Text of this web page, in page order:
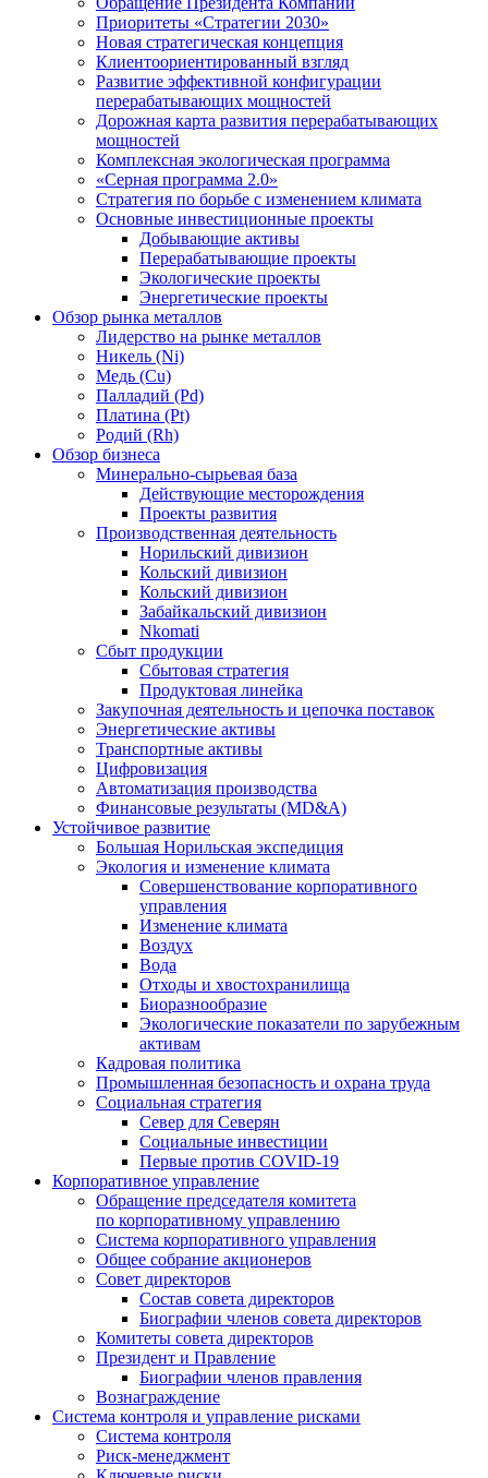
Приоритеты «Стратегии 2030»
Новая стратегическая концепция
Клиентоориентированный взгляд
Развитие эффективной конфигурации
перерабатывающих мощностей
Дорожная карта развития перерабатывающих
мощностей
Комплексная экологическая программа
«Серная программа 2.0»
Стратегия по борьбе с изменением климата
Основные инвестиционные проекты
Добывающие активы
Перерабатывающие проекты
Экологические проекты
Энергетические проекты
Обзор рынка металлов
Лидерство на рынке металлов
Никель (Ni)
Медь (Cu)
Палладий (Pd)
Платина (Pt)
Родий (Rh)
Обзор бизнеса
Минерально-сырьевая база
Действующие месторождения
Проекты развития
Производственная деятельность
Норильский дивизион
Кольский дивизион
Кольский дивизион
Забайкальский дивизион
Nkomati
Сбыт продукции
Сбытовая стратегия
Продуктовая линейка
Закупочная деятельность и цепочка поставок
Энергетические активы
Транспортные активы
Цифровизация
Автоматизация производства
Финансовые результаты (MD&A)
Устойчивое развитие
Большая Норильская экспедиция
Экология и изменение климата
Совершенствование корпоративного
управления
Изменение климата
Воздух
Вода
Отходы и хвостохранилища
Биоразнообразие
Экологические показатели по зарубежным
активам
Кадровая политика
Промышленная безопасность и охрана труда
Социальная стратегия
Север для Северян
Социальные инвестиции
Первые против COVID‑19
Корпоративное управление
Обращение председателя комитета
по корпоративному управлению
Система корпоративного управления
Общее собрание акционеров
Совет директоров
Состав совета директоров
Биографии членов совета директоров
Комитеты совета директоров
Президент и Правление
Биографии членов правления
Вознаграждение
Система контроля и управление рисками
Система контроля
Риск-менеджмент